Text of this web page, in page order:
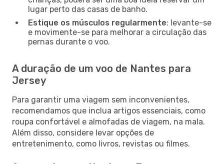
lugar perto das casas de banho.
Estique os músculos regularmente: levante-se
e movimente-se para melhorar a circulação das
pernas durante o voo.
A duração de um voo de Nantes para
Jersey
Para garantir uma viagem sem inconvenientes,
recomendamos que inclua artigos essenciais, como
roupa confortável e almofadas de viagem, na mala.
Além disso, considere levar opções de
entretenimento, como livros, revistas ou filmes.